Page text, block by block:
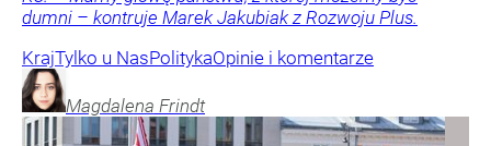
dumni – kontruje Marek Jakubiak z Rozwoju Plus.
KrajTylko u NasPolitykaOpinie i komentarze
Magdalena Frindt